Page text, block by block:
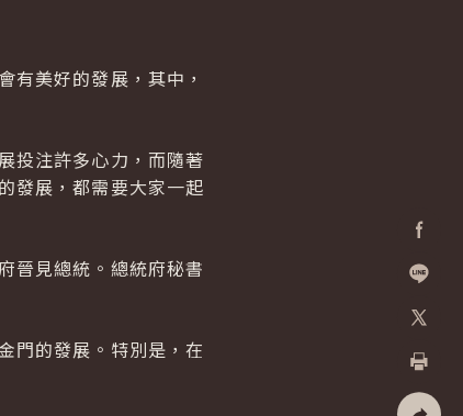
加入好
列印
有美好的發展，其中，
投注許多心力，而隨著
發展，都需要大家一起
晉見總統。總統府秘書
門的發展。特別是，在